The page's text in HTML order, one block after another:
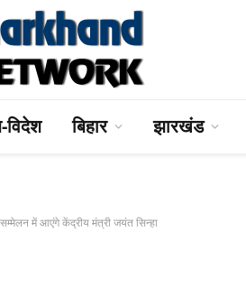
बिहार झारखंड
में आएंगे केंद्रीय मंत्री जयंत सिन्हा